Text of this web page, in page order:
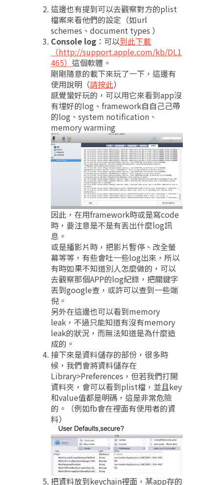
這邊也有提到可以去觀察對方的plist
檔案來看他們的設定（如url
schemes、document types ）
Console log ：可以到此下載
（http://support.apple.com/kb/DL1
465） 這個軟體。
剛剛隨意的載下來玩了一下，這邊有
使用說明（請按此）
感覺蠻好玩的，可以用它來看到app沒
有埋好的log、framework⾃自⼰己帶
的log、system notification、
memory warming
因此，在用framework時或是寫code
時，要注意是不是有丟出什麼log訊
息。
或是播影片時，把影片暫停、改全螢
幕等等，有些會吐一些log出來，所以
有時如果不知道別人怎麼做的，可以
去觀察那個APP的log紀錄，把關鍵字
丟到google查，或許可以查到一些端
倪。
另外在這邊也可以看到memory
leak，不過只能知道有沒有memory
leak的狀況，而無法知道是為什麼造
成的。
接下來是資料儲存的部份，很多時
候，我們會將資料儲存在
Library>Preferences，但若我們打開
資料夾，會可以看到plist檔，並且key
和value值都是明碼，這是非常危險
的。（例如fb會在裡面有使用者的資
料）
把資料放到keychain裡面，某app存的